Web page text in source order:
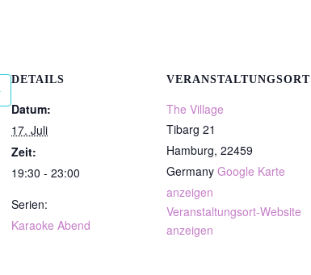
DETAILS
Datum:
17. Juli
Zeit:
19:30 - 23:00
Serien:
Karaoke Abend
VERANSTALTUNGSORT
The Village
Tibarg 21
Hamburg, 22459
Germany Google Karte
anzeigen
Veranstaltungsort-Website
anzeigen